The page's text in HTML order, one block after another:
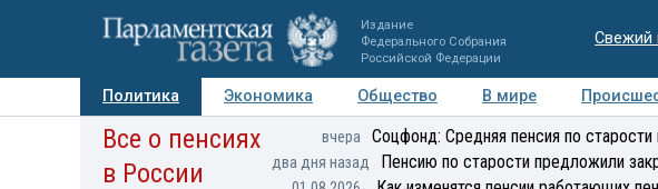
Издание
Федерального Собрания
Российской Федерации
Свежий
Политика Экономика Общество В мире
Авторы Персоны Мнения Регионы Медиацентр
Все о пенсиях
в России
вчера Соцфонд: Средняя пенсия по
два дня назад Пенсию по старости предложили